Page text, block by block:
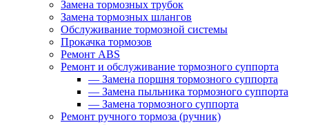
Замена тормозных трубок
Замена тормозных шлангов
Обслуживание тормозной системы
Прокачка тормозов
Ремонт ABS
Ремонт и обслуживание тормозного суппорта
— Замена поршня тормозного суппорта
— Замена пыльника тормозного суппорта
— Замена тормозного суппорта
Ремонт ручного тормоза (ручник)